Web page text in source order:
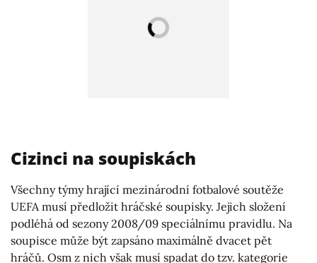
Cizinci na soupiskách
Všechny týmy hrající mezinárodní fotbalové soutěže
UEFA musí předložit hráčské soupisky. Jejich složení
podléhá od sezony 2008/09 speciálnímu pravidlu. Na
soupisce může být zapsáno maximálně dvacet pět
hráčů. Osm z nich však musí spadat do tzv. kategorie